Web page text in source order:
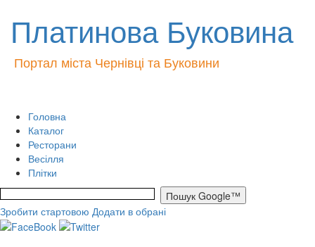
Платинова Буковина
Портал міста Чернівці та Буковини
Головна
Каталог
Ресторани
Весілля
Плітки
Зробити стартовою Додати в обрані